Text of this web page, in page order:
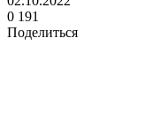
0 191
Поделиться